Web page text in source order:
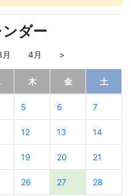
ダー
月 4月 >
木 金 土
5 6 7
12 13 14
19 20 21
26 27 28